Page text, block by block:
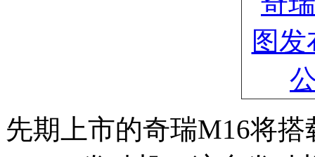
先期上市的奇瑞M16将搭